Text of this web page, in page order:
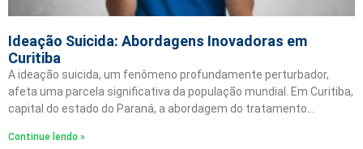
Ideação Suicida: Abordagens Inovadoras em
Curitiba
A ideação suicida, um fenômeno profundamente perturbador,
afeta uma parcela significativa da população mundial. Em Curitiba,
capital do estado do Paraná, a abordagem do tratamento…
Continue lendo »